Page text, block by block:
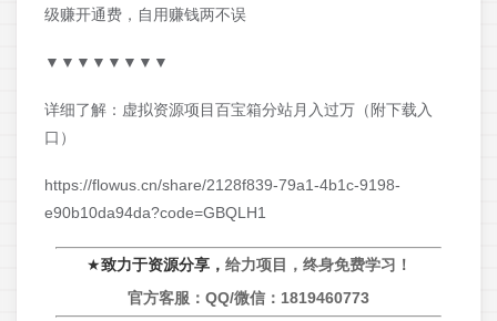
级赚开通费，自用赚钱两不误
▼▼▼▼▼▼▼▼
详细了解：虚拟资源项目百宝箱分站月入过万（附下载入
口）
https://flowus.cn/share/2128f839-79a1-4b1c-9198-
e90b10da94da?code=GBQLH1
★致力于资源分享， 给力项目，终身免费学习！
官方客服：QQ/微信： 1819460773